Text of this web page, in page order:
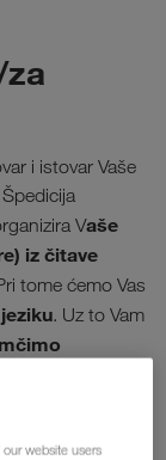
i istovar Vaše
Vaše
iz čitave
tome ćemo Vas
. Uz to Vam
website users